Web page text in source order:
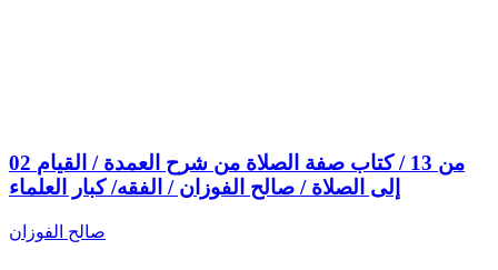
02 من 13 / كتاب صفة الصلاة من شرح العمدة / القيام
إلى الصلاة / صالح الفوزان / الفقه/ كبار العلماء
صالح الفوزان